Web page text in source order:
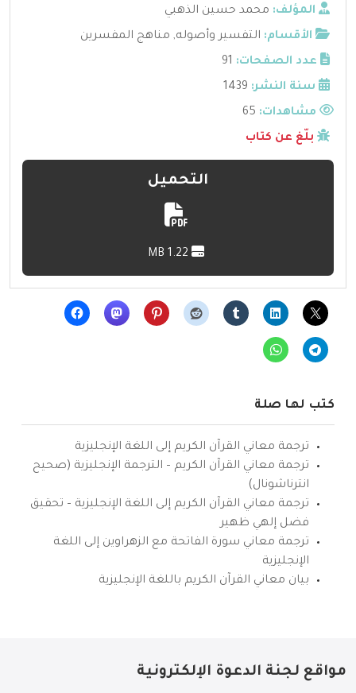
المؤلف: محمد حسين الذهبي
الأقسام: التفسير وأصوله, مناهج المفسرين
عدد الصفحات: 91
سنة النشر: 1439
مشاهدات:
بلّغ عن كتاب
التحميل
كتب لها صلة
ترجمة معاني القرآن الكريم إلى اللغة الإنجليزية
ترجمة معاني القرآن الكريم – الترجمة الإنجليزية (صحيح
انترناشونال)
ترجمة معاني القرآن الكريم إلى اللغة الإنجليزية – تحقيق
فضل إلهي ظهير
ترجمة معاني سورة الفاتحة مع الزهراوين إلى اللغة
الإنجليزية
بيان معاني القرآن الكريم باللغة الإنجليزية
مواقع لجنة الدعوة الإلكترونية